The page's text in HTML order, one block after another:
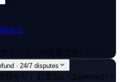
める
インインが必要です。
· 24/7 disputes
預かり） お支払いはigitemsが一